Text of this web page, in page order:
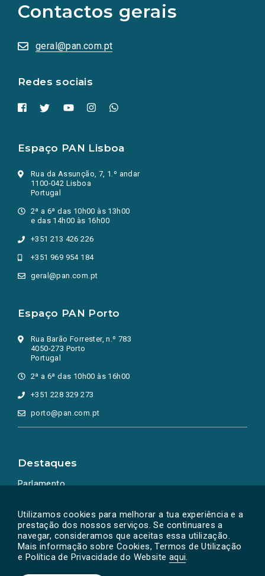
Utilizamos cookies para melhorar a tua experiência e a
prestação dos nossos serviços. Se continuares a
navegar, consideramos que aceitas essa utilização.
Mais informação sobre Cookies, Termos de Utilização
e Política de Privacidade do Website aqui.
Contactos gerais
geral@pan.com.pt
Redes sociais
redes
sociais
numa
nova
Espaço PAN Lisboa
Rua da Assunção, 7, 1.º andar
1100-042 Lisboa
Portugal
2ª a 6ª das 10h00 às 13h00
e das 14h00 às 16h00
+351 213 426 226
+351 969 954 184
geral@pan.com.pt
Espaço PAN Porto
Rua Barão Forrester, n.º 783
4050-273 Porto
Portugal
2ª a 6ª das 10h00 às 16h00
+351 228 329 273
porto@pan.com.pt
Destaques
Parlamento